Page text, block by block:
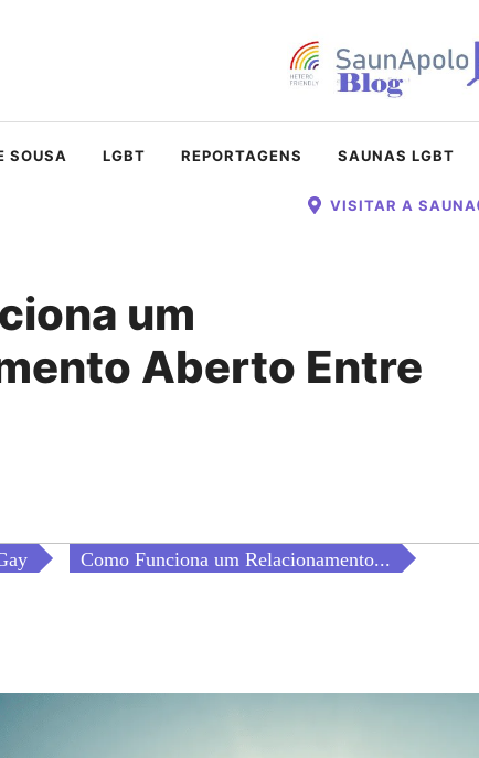
SOUSA LGBT REPORTAGENS SAUNAS LGBT
VISITAR A SAUNA
um
Aberto Entre
Como Funciona um Relacionamento...